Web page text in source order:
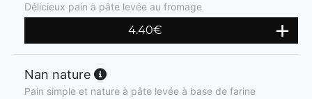
Délicieux pain à pâte levée au fromage
4.40€
Nan nature
Pain simple et nature à pâte levée à base de farine